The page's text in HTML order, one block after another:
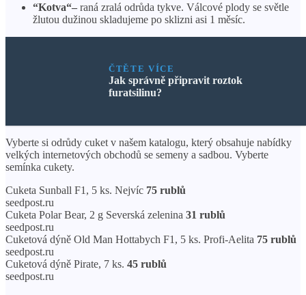
“Kotva“– raná zralá odrůda tykve. Válcové plody se světle
žlutou dužinou skladujeme po sklizni asi 1 měsíc.
ČTĚTE VÍCE
Jak správně připravit roztok
furatsilinu?
Vyberte si odrůdy cuket v našem katalogu, který obsahuje nabídky
velkých internetových obchodů se semeny a sadbou. Vyberte
semínka cukety.
Cuketa Sunball F1, 5 ks. Nejvíc 75 rublů
seedpost.ru
Cuketa Polar Bear, 2 g Severská zelenina 31 rublů
seedpost.ru
Cuketová dýně Old Man Hottabych F1, 5 ks. Profi-Aelita 75 rublů
seedpost.ru
Cuketová dýně Pirate, 7 ks. 45 rublů
seedpost.ru